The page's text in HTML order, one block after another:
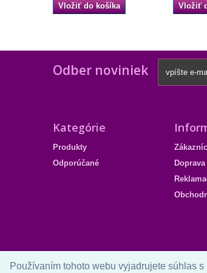
Používaním tohoto webu vyjadrujete súhlas
Vložiť do košíka Vložiť
Odber noviniek
Kategórie
Produkty
Odporúčané